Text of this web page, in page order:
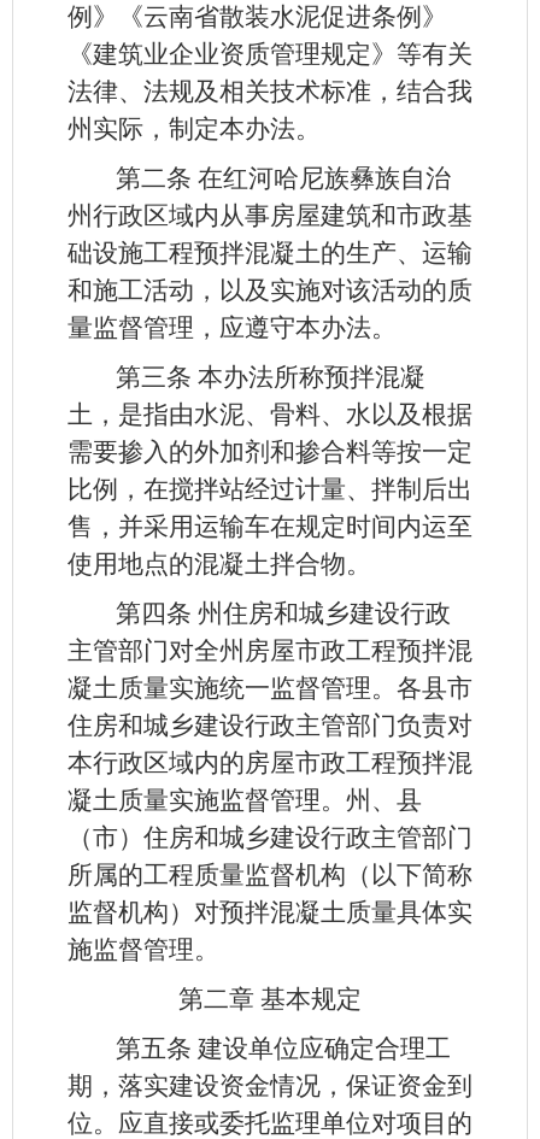
例》《云南省散装水泥促进条例》
《建筑业企业资质管理规定》等有关
法律、法规及相关技术标准，结合我
州实际，制定本办法。
第二条 在红河哈尼族彝族自治
州行政区域内从事房屋建筑和市政基
础设施工程预拌混凝土的生产、运输
和施工活动，以及实施对该活动的质
量监督管理，应遵守本办法。
第三条 本办法所称预拌混凝
土，是指由水泥、骨料、水以及根据
需要掺入的外加剂和掺合料等按一定
比例，在搅拌站经过计量、拌制后出
售，并采用运输车在规定时间内运至
使用地点的混凝土拌合物。
第四条 州住房和城乡建设行政
主管部门对全州房屋市政工程预拌混
凝土质量实施统一监督管理。各县市
住房和城乡建设行政主管部门负责对
本行政区域内的房屋市政工程预拌混
凝土质量实施监督管理。州、县
（市）住房和城乡建设行政主管部门
所属的工程质量监督机构（以下简称
监督机构）对预拌混凝土质量具体实
施监督管理。
第二章 基本规定
第五条 建设单位应确定合理工
期，落实建设资金情况，保证资金到
位。应直接或委托监理单位对项目的